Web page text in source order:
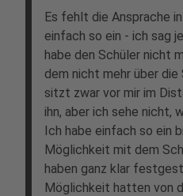
Es fehlt die Ansprache
einfach so ein - ich sag
habe den Schüler nicht
dem nicht mehr über
sitzt zwar vor mir im
ihn, aber ich sehe nicht,
Ich habe einfach so ein
Möglichkeit mit dem
haben ganz klar
Möglichkeit hatten von